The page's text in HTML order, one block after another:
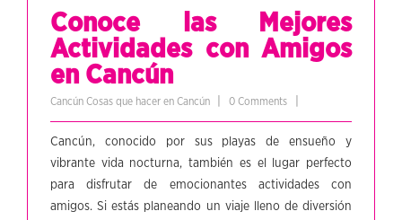
Conoce las Mejores
Actividades con Amigos
en Cancún
Cancún Cosas que hacer en Cancún 0 Comments
Cancún, conocido por sus playas de ensueño y
vibrante vida nocturna, también es el lugar perfecto
para disfrutar de emocionantes actividades con
amigos. Si estás planeando un viaje lleno de diversión